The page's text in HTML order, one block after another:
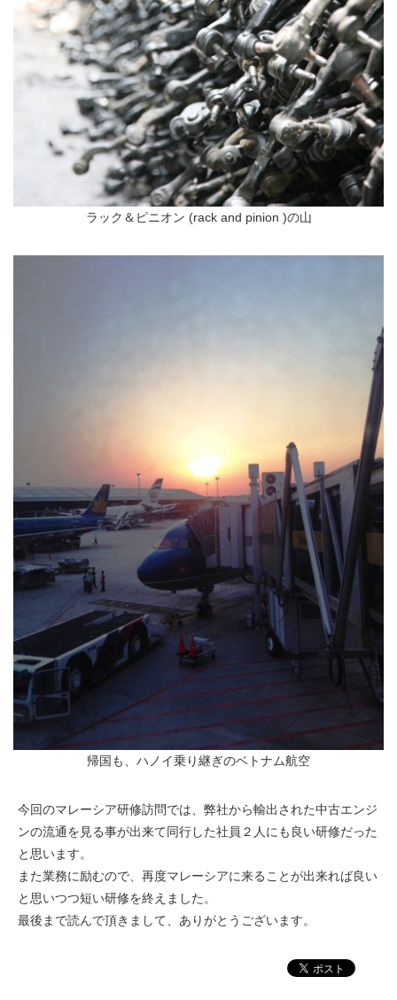
ラック＆ピニオン (rack and pinion )の山
帰国も、ハノイ乗り継ぎのベトナム航空
今回のマレーシア研修訪問では、弊社から輸出された中古エンジ
ンの流通を見る事が出来て同行した社員２人にも良い研修だった
と思います。
また業務に励むので、再度マレーシアに来ることが出来れば良い
と思いつつ短い研修を終えました。
最後まで読んで頂きまして、ありがとうございます。